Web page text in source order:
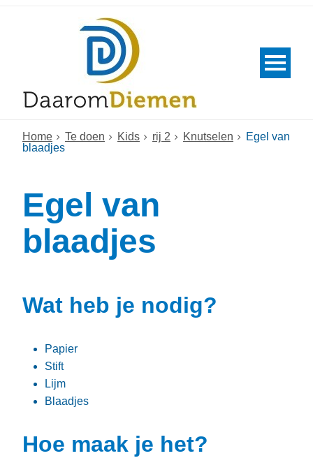
Home Te doen Kids rij 2 Knutselen
Egel van
blaadjes
Egel van
blaadjes
Wat heb je nodig?
Papier
Stift
Lijm
Blaadjes
Hoe maak je het?